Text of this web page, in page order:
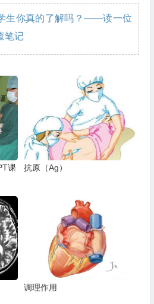
生你真的了解吗？——读一位
笔记
课
抗原（Ag）
调理作用